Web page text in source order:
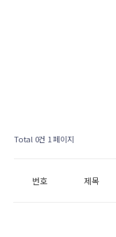
Total 0건 1 페이지
번호 제목